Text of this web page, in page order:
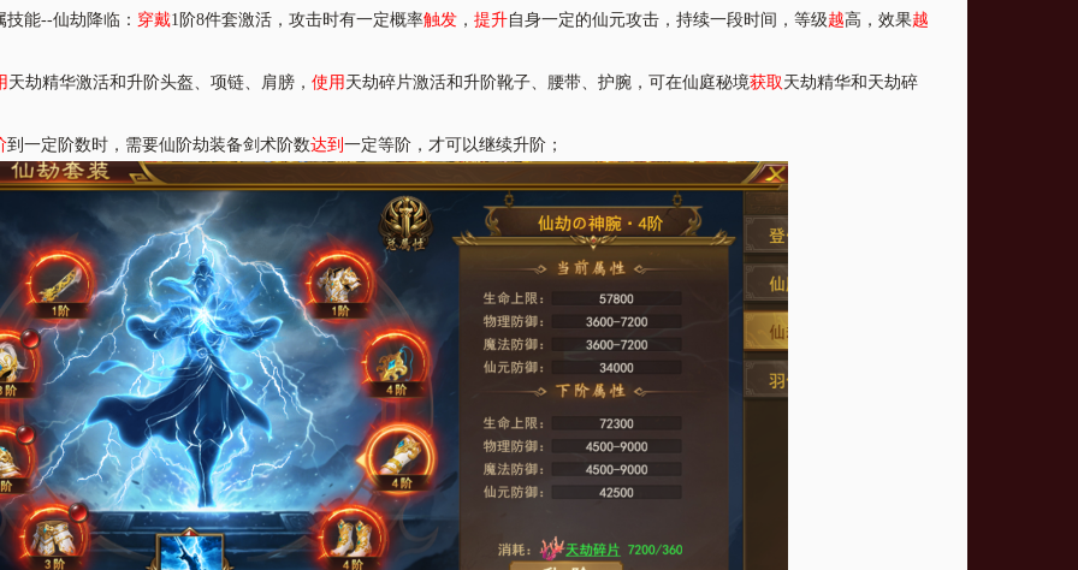
技能--仙劫降临： 穿戴1阶8件套激活，攻击时有一定概率触发 ， 提升自身一定的仙元攻击，持续一段时间，等级越高，效果越
天劫精华激活和升阶头盔、项链、肩膀， 使用 天劫碎片激活和升阶靴子、腰带、护腕，可在仙庭秘境获取 天劫精华和天劫碎
到一定阶数时，需要仙阶劫装备剑术阶数达到 一定等阶，才可以继续升阶；